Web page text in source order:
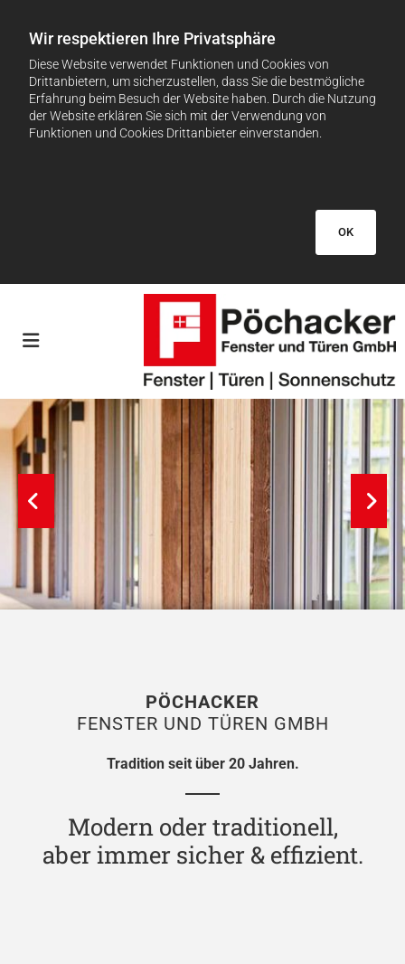
Wir respektieren Ihre Privatsphäre
Diese Website verwendet Funktionen und Cookies von
Drittanbietern, um sicherzustellen, dass Sie die bestmögliche
Erfahrung beim Besuch der Website haben. Durch die Nutzung
der Website erklären Sie sich mit der Verwendung von
Funktionen und Cookies Drittanbieter einverstanden.
OK
PÖCHACKER
FENSTER UND TÜREN GMBH
Tradition seit über 20 Jahren.
Modern oder traditionell,
aber immer sicher & effizient.